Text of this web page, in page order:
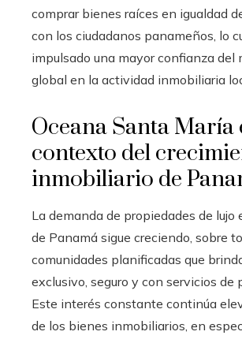
comprar bienes raíces en igualdad
con los ciudadanos panameños, lo
impulsado una mayor confianza del
global en la actividad inmobiliaria
Oceana Santa María
contexto del
inmobiliario de
La demanda de propiedades de lujo
de Panamá sigue creciendo, sobre
comunidades planificadas que
exclusivo, seguro y con servicios de
Este interés constante continúa
de los bienes inmobiliarios, en